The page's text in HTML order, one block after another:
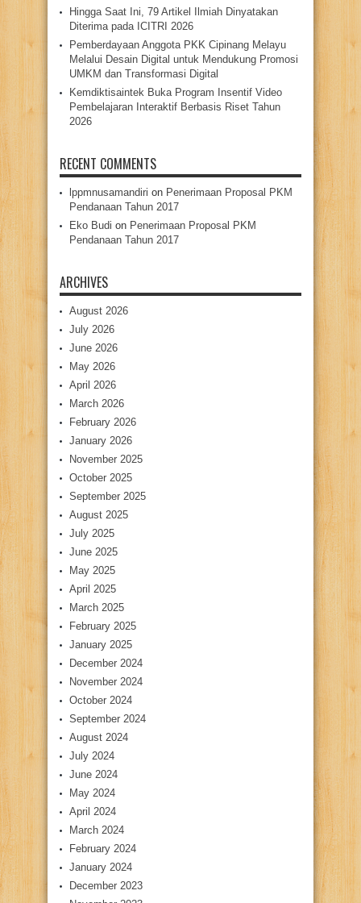
Hingga Saat Ini, 79 Artikel Ilmiah Dinyatakan
Diterima pada ICITRI 2026
Pemberdayaan Anggota PKK Cipinang Melayu
Melalui Desain Digital untuk Mendukung Promosi
UMKM dan Transformasi Digital
Kemdiktisaintek Buka Program Insentif Video
Pembelajaran Interaktif Berbasis Riset Tahun
2026
RECENT COMMENTS
lppmnusamandiri on Penerimaan Proposal PKM
Pendanaan Tahun 2017
Eko Budi on Penerimaan Proposal PKM
Pendanaan Tahun 2017
ARCHIVES
August 2026
July 2026
June 2026
May 2026
April 2026
March 2026
February 2026
January 2026
November 2025
October 2025
September 2025
August 2025
July 2025
June 2025
May 2025
April 2025
March 2025
February 2025
January 2025
December 2024
November 2024
October 2024
September 2024
August 2024
July 2024
June 2024
May 2024
April 2024
March 2024
February 2024
January 2024
December 2023